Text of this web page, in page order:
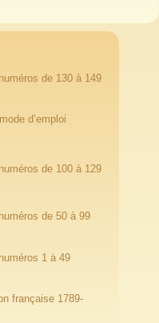
de 130 à 149
d’emploi
de 100 à 129
de 50 à 99
1 à 49
française 1789-